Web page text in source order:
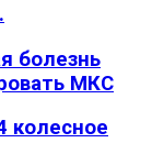
болезнь
МКС
колесное